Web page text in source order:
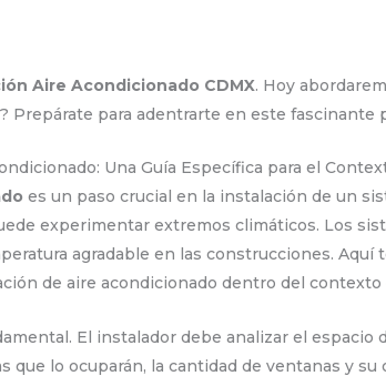
Aire Acondicionado CDMX. Hoy
? Prepárate para adentrarte en este fascinante
Una Guía Específica para el
es un paso crucial en la instalación de un
experimentar extremos climáticos. Los
agradable en las construcciones.
de aire acondicionado dentro del contexto
El instalador debe analizar el
que lo ocuparán, la cantidad de ventanas y